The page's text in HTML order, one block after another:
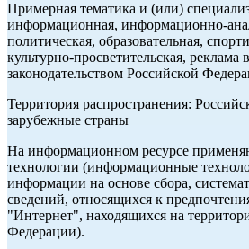
Примерная тематика и (или)
информационная, информационно-
политическая, образовательная,
культурно-просветительская, реклама
законодательством Российской
Территория распространения:
зарубежные страны
На информационном ресурсе
технологии (информационные
информации на основе сбора,
сведений, относящихся к
"Интернет", находящихся на
Федерации).